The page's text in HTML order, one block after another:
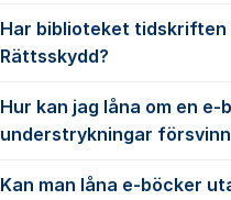
Har biblioteket tidskriften
Rättsskydd?
Hur kan jag låna om en
understrykningar
Kan man låna e-böcker